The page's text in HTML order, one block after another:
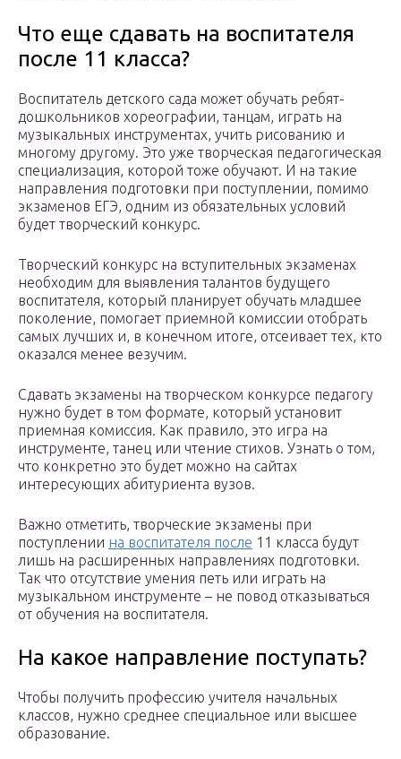
Что еще сдавать на воспитателя
после 11 класса?
Воспитатель детского сада может обучать ребят-
дошкольников хореографии, танцам, играть на
музыкальных инструментах, учить рисованию и
многому другому. Это уже творческая педагогическая
специализация, которой тоже обучают. И на такие
направления подготовки при поступлении, помимо
экзаменов ЕГЭ, одним из обязательных условий
будет творческий конкурс.
Творческий конкурс на вступительных экзаменах
необходим для выявления талантов будущего
воспитателя, который планирует обучать младшее
поколение, помогает приемной комиссии отобрать
самых лучших и, в конечном итоге, отсеивает тех, кто
оказался менее везучим.
Сдавать экзамены на творческом конкурсе педагогу
нужно будет в том формате, который установит
приемная комиссия. Как правило, это игра на
инструменте, танец или чтение стихов. Узнать о том,
что конкретно это будет можно на сайтах
интересующих абитуриента вузов.
Важно отметить, творческие экзамены при
поступлении на воспитателя после 11 класса будут
лишь на расширенных направлениях подготовки.
Так что отсутствие умения петь или играть на
музыкальном инструменте – не повод отказываться
от обучения на воспитателя.
На какое направление поступать?
Чтобы получить профессию учителя начальных
классов, нужно среднее специальное или высшее
образование.